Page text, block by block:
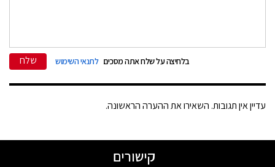
בלחיצה על שלח אתה מסכים לתנאי השימוש שלח
עדיין אין תגובות. השאירו את ההערה הראשונה.
קישורים